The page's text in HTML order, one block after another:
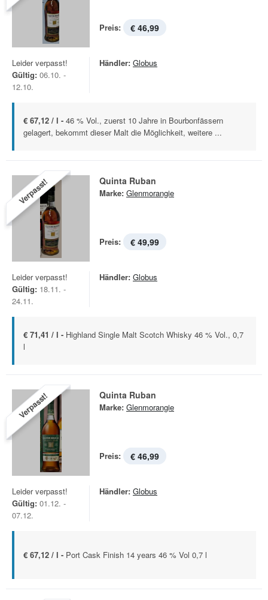
Preis: € 46,99
Leider verpasst!
Gültig: 06.10. -
12.10.
Händler: Globus
€ 67,12 / l - 46 % Vol., zuerst 10 Jahre in Bourbonfässern
gelagert, bekommt dieser Malt die Möglichkeit, weitere ...
Verpasst! Quinta Ruban
Marke: Glenmorangie
Preis: € 49,99
Leider verpasst!
Gültig: 18.11. -
24.11.
Händler: Globus
€ 71,41 / l - Highland Single Malt Scotch Whisky 46 % Vol., 0,7
l
Verpasst! Quinta Ruban
Marke: Glenmorangie
Preis: € 46,99
Leider verpasst!
Gültig: 01.12. -
07.12.
Händler: Globus
€ 67,12 / l - Port Cask Finish 14 years 46 % Vol 0,7 l